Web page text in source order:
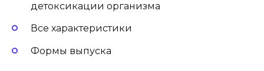
детоксикации организма
Все характеристики
Формы выпуска